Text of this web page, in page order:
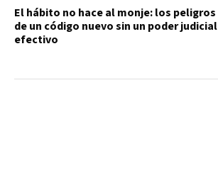
El hábito no hace al monje: los peligros
de un código nuevo sin un poder judicial
efectivo